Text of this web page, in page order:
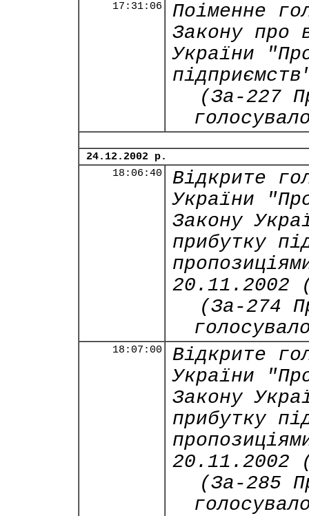
17:31:06
Поіменне
Закону про
України
(За-227
24.12.2002 р.
18:06:40
Відкрите
України
Закону
прибутку
20.11.2002
(За-274
18:07:00
Відкрите
України
Закону
прибутку
20.11.2002
(За-285